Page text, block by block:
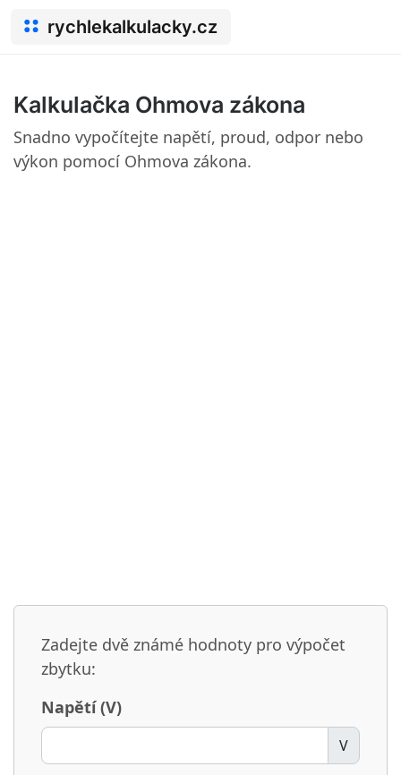
rychlekalkulacky.cz
Kalkulačka Ohmova zákona
Snadno vypočítejte napětí, proud, odpor nebo
výkon pomocí Ohmova zákona.
Zadejte dvě známé hodnoty pro výpočet
zbytku:
Napětí (V)
V